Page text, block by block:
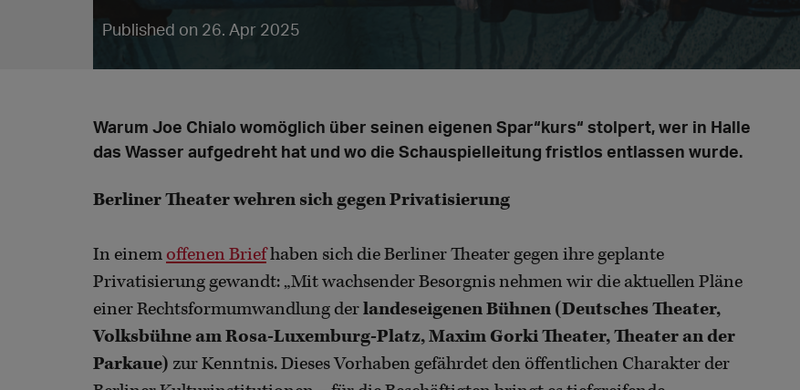
Published on 26. Apr 2025
Warum Joe Chialo womöglich über seinen eigenen Spar“kurs“ stolpert, wer in Halle
das Wasser aufgedreht hat und wo die Schauspielleitung fristlos entlassen wurde.
Berliner Theater wehren sich gegen Privatisierung
In einem offenen Briefhaben sich die Berliner Theater gegen ihre geplante
Privatisierung gewandt: „Mit wachsender Besorgnis nehmen wir die aktuellen Pläne
einer Rechtsformumwandlung derlandeseigenen Bühnen (Deutsches Theater,
Volksbühne am Rosa-Luxemburg-Platz, Maxim Gorki Theater, Theater an der
Parkaue) zur Kenntnis. Dieses Vorhaben gefährdet den öffentlichen Charakter der